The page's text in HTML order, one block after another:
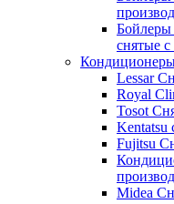
Бойлеры
снятые с
Lessar
Royal
Tosot
Kentatsu
Fujitsu
Midea